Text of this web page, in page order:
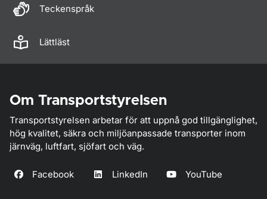
Teckenspråk
Lättläst
Om Transportstyrelsen
Transportstyrelsen arbetar för att uppnå god tillgänglighet,
hög kvalitet, säkra och miljöanpassade transporter inom
järnväg, luftfart, sjöfart och väg.
Facebook LinkedIn YouTube